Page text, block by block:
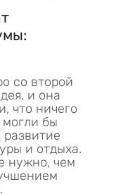
со второй
и она
что ничего
бы
развитие
и отдыха.
нужно, чем